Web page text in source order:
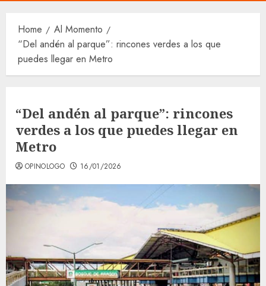
Home
Al Momento
“Del andén al parque”: rincones verdes a los que
puedes llegar en Metro
“Del andén al parque”: rincones
verdes a los que puedes llegar en
Metro
OPINOLOGO 16/01/2026